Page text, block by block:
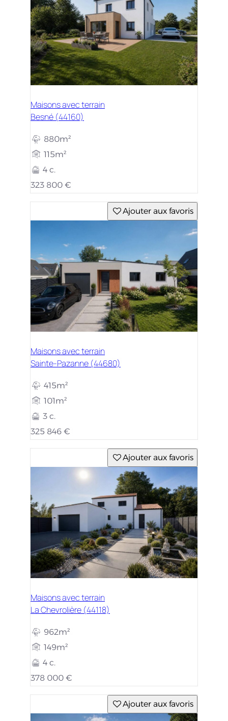
Maisons avec terrain
Besné (44160)
880m²
115m²
4 c.
323 800 €
Ajouter aux favoris
Maisons avec terrain
Sainte-Pazanne (44680)
415m²
101m²
3 c.
325 846 €
Ajouter aux favoris
Maisons avec terrain
La Chevrolière (44118)
962m²
149m²
4 c.
378 000 €
Ajouter aux favoris